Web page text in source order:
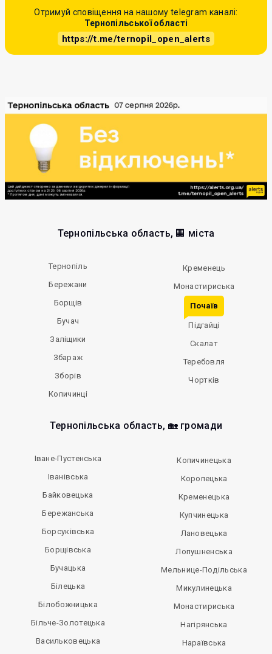
Отримуй сповіщення на нашому telegram каналі:
Тернопільської області
https://t.me/ternopil_open_alerts
Тернопільська область, 🏢 міста
Тернопіль
Бережани
Борщів
Бучач
Заліщики
Збараж
Зборів
Копичинці
Кременець
Монастириська
Почаїв
Підгайці
Скалат
Теребовля
Чортків
Тернопільська область, 🏡 громади
Іване-Пустенська
Іванівська
Байковецька
Бережанська
Борсуківська
Борщівська
Бучацька
Білецька
Білобожницька
Більче-Золотецька
Васильковецька
Копичинецька
Коропецька
Кременецька
Купчинецька
Лановецька
Лопушненська
Мельнице-Подільська
Микулинецька
Монастириська
Нагірянська
Нараївська